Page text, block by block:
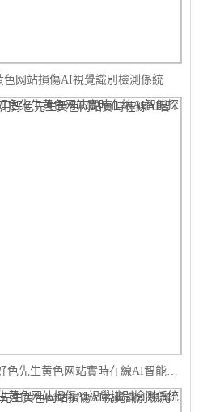
色网站損傷AI視覺識別檢測係統
色先生黄色网站實時在線AI智能探
四六繩落地式提升用好色先生黄色网站實時在線AI智能探傷係統
黄色网站損傷AI視覺識別檢測係統